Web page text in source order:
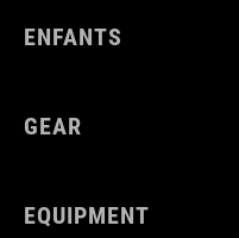
ENFANTS
GEAR
EQUIPMENT